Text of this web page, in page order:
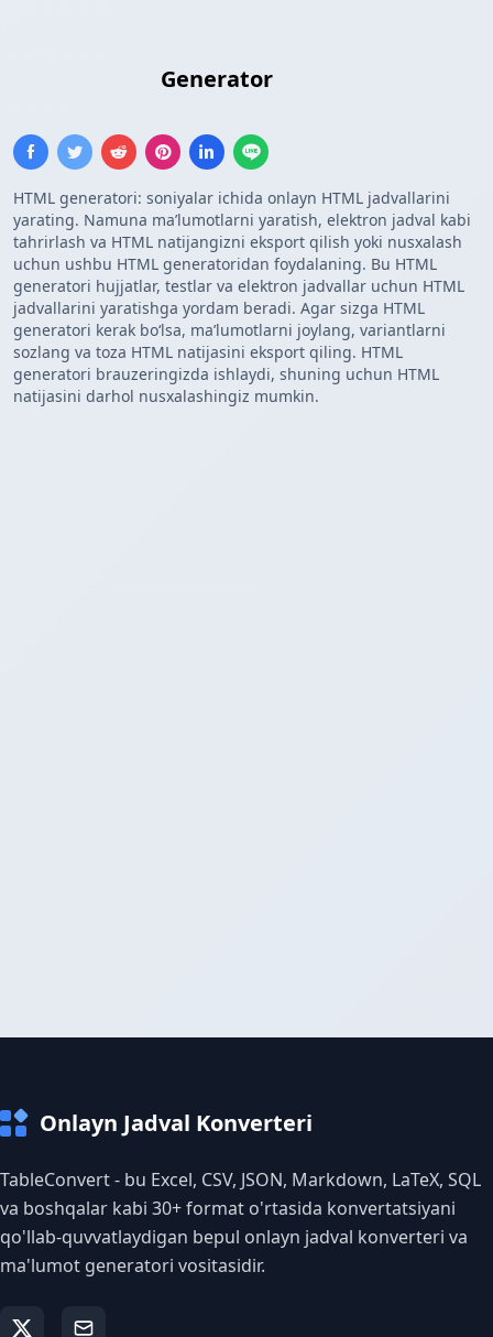
Generator
HTML generatori: soniyalar ichida onlayn HTML jadvallarini
yarating. Namuna maʼlumotlarni yaratish, elektron jadval kabi
tahrirlash va HTML natijangizni eksport qilish yoki nusxalash
uchun ushbu HTML generatoridan foydalaning. Bu HTML
generatori hujjatlar, testlar va elektron jadvallar uchun HTML
jadvallarini yaratishga yordam beradi. Agar sizga HTML
generatori kerak boʻlsa, maʼlumotlarni joylang, variantlarni
sozlang va toza HTML natijasini eksport qiling. HTML
generatori brauzeringizda ishlaydi, shuning uchun HTML
natijasini darhol nusxalashingiz mumkin.
Onlayn Jadval Konverteri
TableConvert - bu Excel, CSV, JSON, Markdown, LaTeX, SQL
va boshqalar kabi 30+ format o'rtasida konvertatsiyani
qo'llab-quvvatlaydigan bepul onlayn jadval konverteri va
ma'lumot generatori vositasidir.